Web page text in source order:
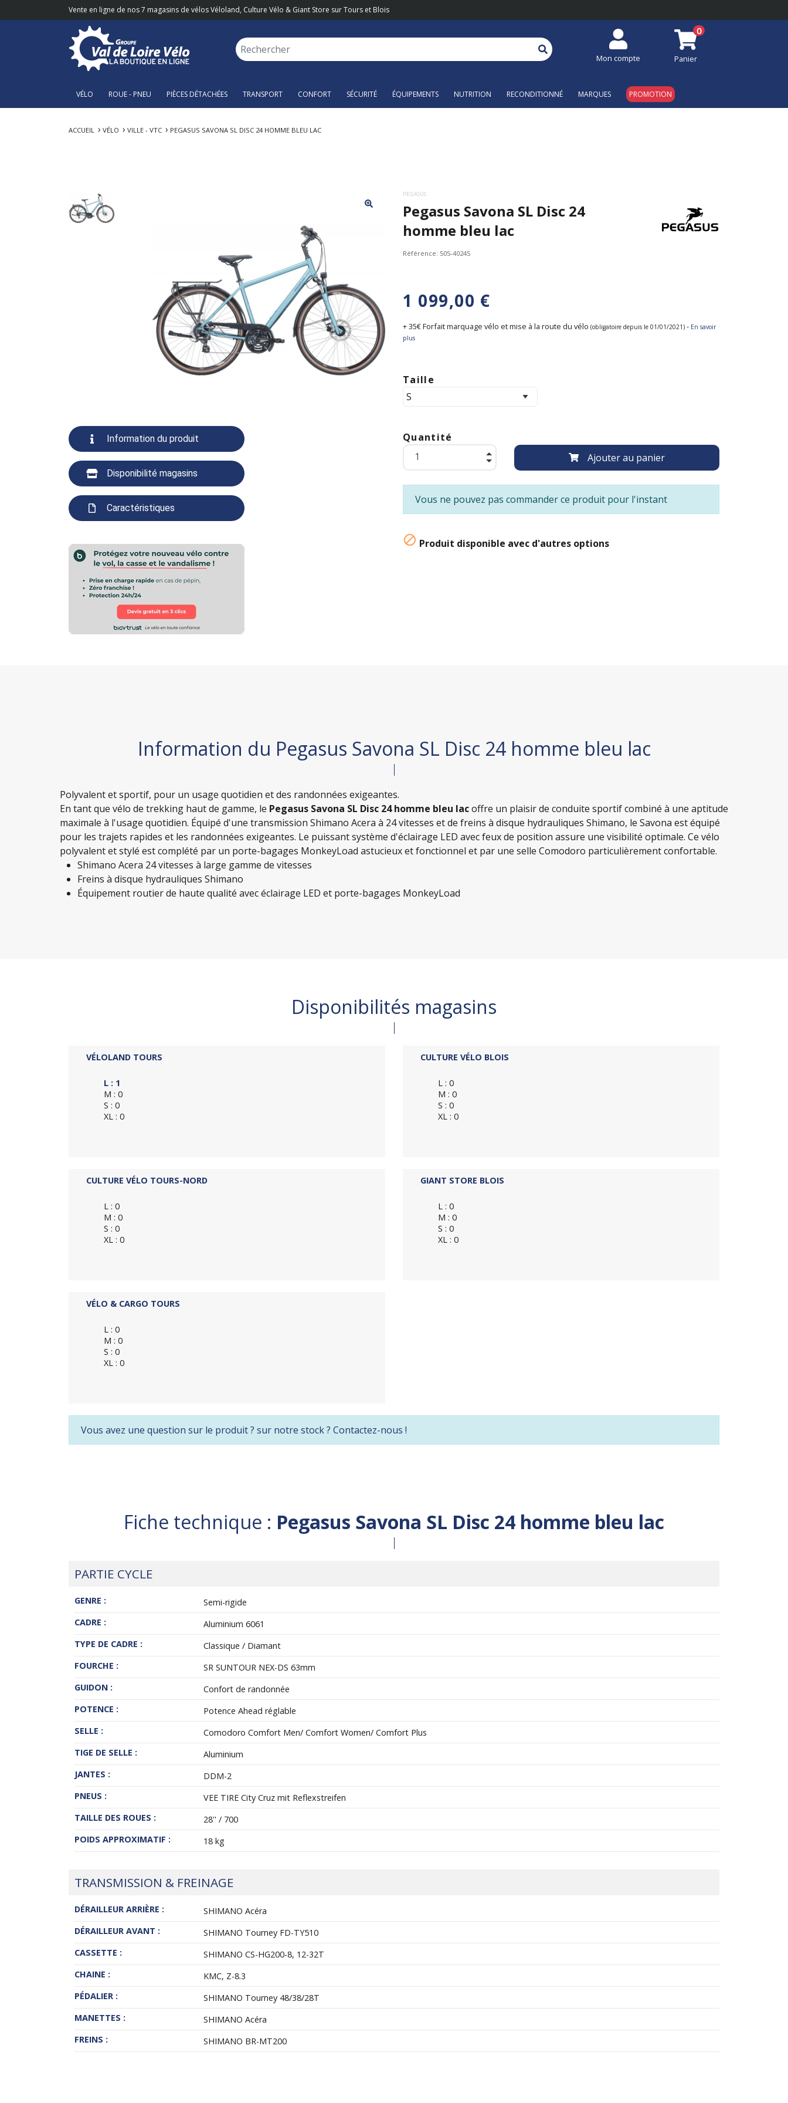
Vente en ligne de nos 7 magasins de vélos Véloland, Culture Vélo & Giant Store sur Tours et Blois
0
Panier
Mon compte
VÉLO ROUE - PNEU PIÈCES DÉTACHÉES TRANSPORT CONFORT SÉCURITÉ ÉQUIPEMENTS NUTRITION RECONDITIONNÉ MARQUES PROMOTION
ACCUEIL VÉLO VILLE - VTC PEGASUS SAVONA SL DISC 24 HOMME BLEU LAC
Information du produit
Disponibilité magasins
Caractéristiques
PEGASUS
Pegasus Savona SL Disc 24
homme bleu lac
Référence: 505-40245
1 099,00 €
+ 35€ Forfait marquage vélo et mise à la route du vélo (obligatoire depuis le 01/01/2021) - En savoir
plus
Taille
Quantité
Ajouter au panier
Vous ne pouvez pas commander ce produit pour l'instant
 Produit disponible avec d'autres options
Information du Pegasus Savona SL Disc 24 homme bleu lac
Polyvalent et sportif, pour un usage quotidien et des randonnées exigeantes.
En tant que vélo de trekking haut de gamme, le Pegasus Savona SL Disc 24 homme bleu lacoffre un plaisir de conduite sportif combiné à une aptitude
maximale à l'usage quotidien. Équipé d'une transmission Shimano Acera à 24 vitesses et de freins à disque hydrauliques Shimano, le Savona est équipé
pour les trajets rapides et les randonnées exigeantes. Le puissant système d'éclairage LED avec feux de position assure une visibilité optimale. Ce vélo
polyvalent et stylé est complété par un porte-bagages MonkeyLoad astucieux et fonctionnel et par une selle Comodoro particulièrement confortable.
Shimano Acera 24 vitesses à large gamme de vitesses
Freins à disque hydrauliques Shimano
Équipement routier de haute qualité avec éclairage LED et porte-bagages MonkeyLoad
Disponibilités magasins
VÉLOLAND TOURS
L : 1
M : 0
S : 0
XL : 0
CULTURE VÉLO BLOIS
L : 0
M : 0
S : 0
XL : 0
CULTURE VÉLO TOURS-NORD
L : 0
M : 0
S : 0
XL : 0
GIANT STORE BLOIS
L : 0
M : 0
S : 0
XL : 0
VÉLO & CARGO TOURS
L : 0
M : 0
S : 0
XL : 0
Vous avez une question sur le produit ? sur notre stock ? Contactez-nous !
Fiche technique : Pegasus Savona SL Disc 24 homme bleu lac
PARTIE CYCLE
GENRE :
Semi-rigide
CADRE :
Aluminium 6061
TYPE DE CADRE :
Classique / Diamant
FOURCHE :
SR SUNTOUR NEX-DS 63mm
GUIDON :
Confort de randonnée
POTENCE :
Potence Ahead réglable
SELLE :
Comodoro Comfort Men/ Comfort Women/ Comfort Plus
TIGE DE SELLE :
Aluminium
JANTES :
DDM-2
PNEUS :
VEE TIRE City Cruz mit Reflexstreifen
TAILLE DES ROUES :
28'' / 700
POIDS APPROXIMATIF :
18 kg
TRANSMISSION & FREINAGE
DÉRAILLEUR ARRIÈRE :
SHIMANO Acéra
DÉRAILLEUR AVANT :
SHIMANO Tourney FD-TY510
CASSETTE :
SHIMANO CS-HG200-8, 12-32T
CHAINE :
KMC, Z-8.3
PÉDALIER :
SHIMANO Tourney 48/38/28T
MANETTES :
SHIMANO Acéra
FREINS :
SHIMANO BR-MT200